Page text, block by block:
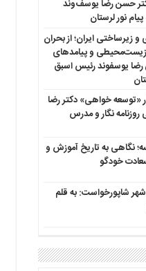
حسن رضا یوسف‌وند
نور لرستان
زیرساختی ایران؛ از بحران
و پیامدهای
یوسفوند رئیس اسبق
«توسعه خواهی» دکتر رضا
نگار و مدرس
نگاهی به تاریخ آموزش و
خودگو
شاپورخواست: به قلم